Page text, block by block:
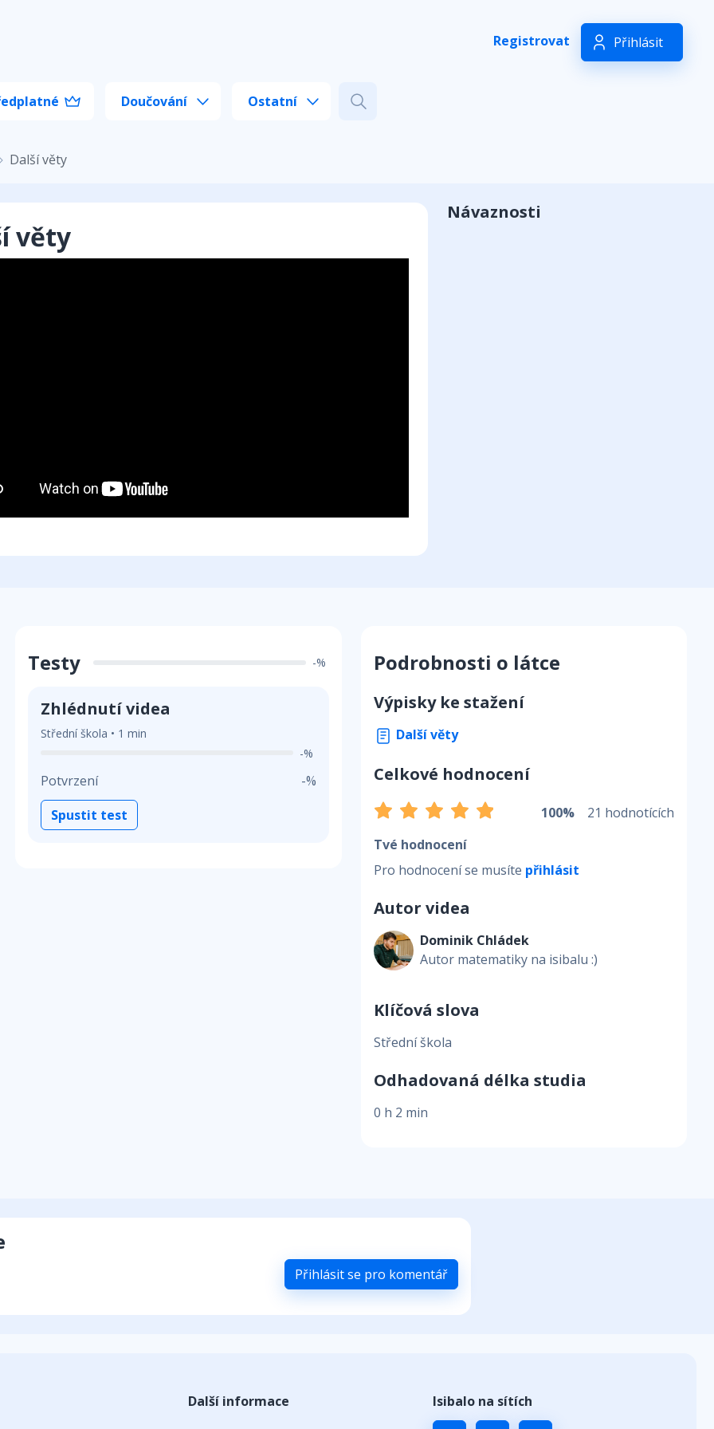
Registrovat Přihlásit
Doučování Ostatní
Další věty
věty
Návaznosti
Testy -%
Zhlédnutí videa
Střední škola • 1 min
-%
Potvrzení
-%
Spustit test
Podrobnosti o látce
Výpisky ke stažení
Další věty
Celkové hodnocení
100%
21 hodnotících
Tvé hodnocení
Pro hodnocení se musíte přihlásit
Autor videa
Dominik Chládek
Autor matematiky na isibalu :)
Klíčová slova
Střední škola
Odhadovaná délka studia
0 h 2 min
Přihlásit se pro komentář
Další informace
Isibalo na sítích